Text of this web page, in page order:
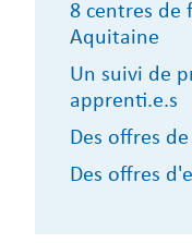
8 centres de
Aquitaine
Un suivi de
apprenti.e.s
Des offres
Des offres